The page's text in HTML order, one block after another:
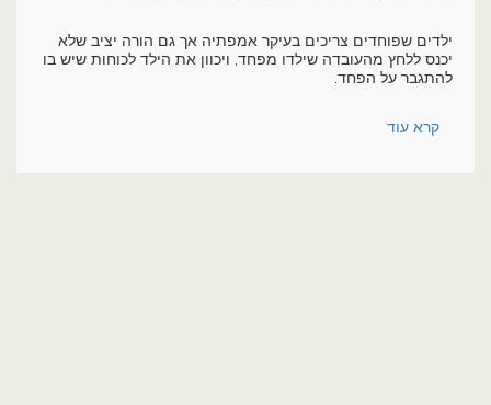
ילדים שפוחדים צריכים בעיקר אמפתיה אך גם הורה יציב שלא
יכנס ללחץ מהעובדה שילדו מפחד, ויכוון את הילד לכוחות שיש בו
להתגבר על הפחד.
קרא עוד